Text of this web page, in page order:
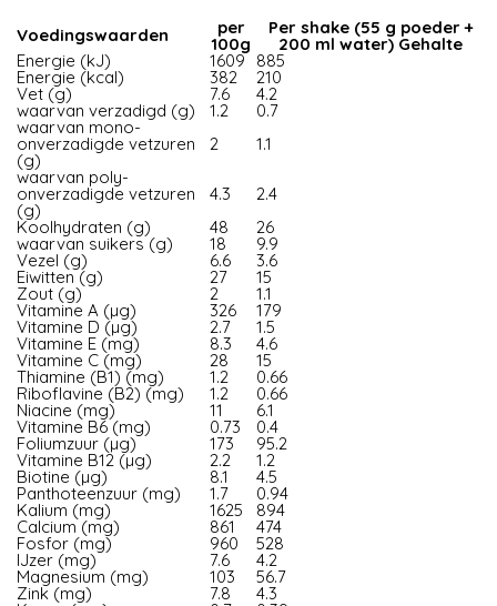
Voedingswaarden per
100g
Per shake (55 g poeder +
200 ml water) Gehalte
Energie (kJ) 1609 885
Energie (kcal) 382 210
Vet (g) 7.6 4.2
waarvan verzadigd (g) 1.2 0.7
waarvan mono-
onverzadigde vetzuren
(g)
2
1.1
waarvan poly-
onverzadigde vetzuren
(g)
4.3
2.4
Koolhydraten (g)
48 26
waarvan suikers (g) 18 9.9
Vezel (g) 6.6 3.6
Eiwitten (g) 27 15
Zout (g) 2 1.1
Vitamine A (µg) 326 179
Vitamine D (µg) 2.7 1.5
Vitamine E (mg) 8.3 4.6
Vitamine C (mg) 28 15
Thiamine (B1) (mg) 1.2 0.66
Riboflavine (B2) (mg) 1.2 0.66
Niacine (mg) 11 6.1
Vitamine B6 (mg) 0.73 0.4
Foliumzuur (µg) 173 95.2
Vitamine B12 (µg) 2.2 1.2
Biotine (µg) 8.1 4.5
Panthoteenzuur (mg) 1.7 0.94
Kalium (mg) 1625 894
Calcium (mg) 861 474
Fosfor (mg) 960 528
IJzer (mg) 7.6 4.2
Magnesium (mg) 103 56.7
Zink (mg) 7.8 4.3